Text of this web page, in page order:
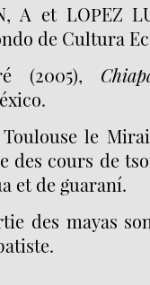
A et LOPEZ
de Cultura
(2005),
le
des cours de
et de guaraní.
des mayas